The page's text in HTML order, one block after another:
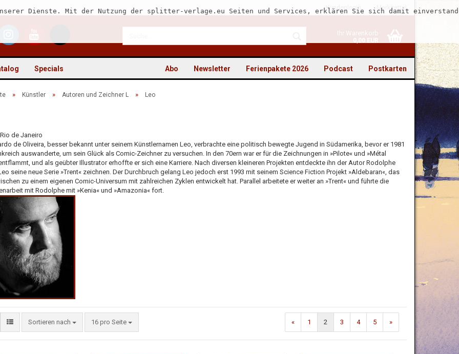
Kundenlogin
Konto erstellen
Passwort vergessen?
Merkzettel
Ihr Warenkorb
0,00 EUR
Dienste. Mit der Nutzung der splitter-verlage.eu Seiten und Services, erklären Sie sich damit
Specials Postkarten
Podcast
Ferienpakete 2026
Newsletter
Abo
» Künstler » Autoren und Zeichner L » Leo
de Janeiro
de Oliveira, besser bekannt unter seinem Künstlernamen Leo, verbrachte eine politisch bewegte Jugend in Südamerika, bevor er 1981
auswanderte, um sein Glück als Comic-Zeichner zu versuchen. In den 70ern war er für die Zeichnungen in »Pilote« und »Métal
und als geübter Illustrator erhoffte er sich eine Karriere. Nach diversen kleineren Projekten entdeckte ihn der Autor Rodolphe
seine neue Serie »Trent« zeichnen. Der Durchbruch gelang Leo jedoch erst 1993 mit seinem Science Fiction Projekt »Aldebaran«, das
zu einem eigenen Comic-Universum mit zahlreichen Zyklen entwickelt hat. Parallel arbeitete er weiter an »Trent« und führte die
mit Rodolphe mit »Kenia« und »Amazonia« fort.
Sortieren nach 16 pro Seite « 1 2 3 4 5 »